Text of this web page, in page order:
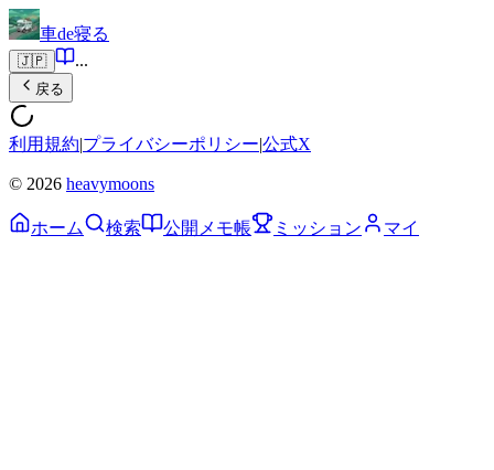
車de寝る
🇯🇵 ...
戻る
利用規約|プライバシーポリシー|公式X
© 2026 heavymoons
ホーム 検索 公開メモ帳 ミッション マイ